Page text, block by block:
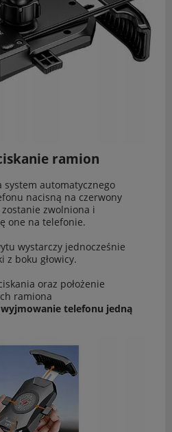
ramion
system automatycznego
nacisną na czerwony
zwolniona i
one na telefonie.
wystarczy jednocześnie
z boku głowicy.
oraz położenie
ramiona
telefonu jedną